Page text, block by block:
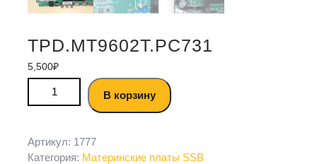
TPD.MT9602T.PC731
5,500₽
В корзину
Артикул: 1777
Категория: Материнские платы SSB